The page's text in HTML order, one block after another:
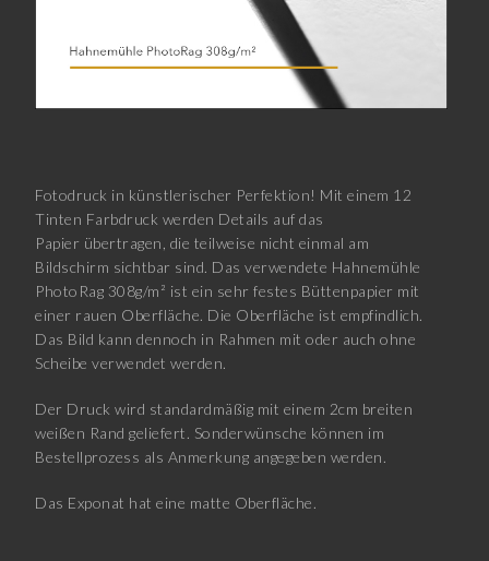
Fotodruck in künstlerischer Perfektion! Mit einem 12
Tinten Farbdruck werden Details auf das
Papier übertragen, die teilweise nicht einmal am
Bildschirm sichtbar sind. Das verwendete Hahnemühle
PhotoRag 308g/m² ist ein sehr festes Büttenpapier mit
einer rauen Oberfläche. Die Oberfläche ist empfindlich.
Das Bild kann dennoch in Rahmen mit oder auch ohne
Scheibe verwendet werden.
Der Druck wird standardmäßig mit einem 2cm breiten
weißen Rand geliefert. Sonderwünsche können im
Bestellprozess als Anmerkung angegeben werden.
Das Exponat hat eine matte Oberfläche.